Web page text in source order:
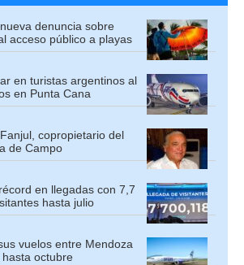
denuncia sobre
acceso público a playas
en turistas argentinos al
en Punta Cana
Fanjul, copropietario del
de Campo
en llegadas con 7,7
hasta julio
vuelos entre Mendoza
octubre